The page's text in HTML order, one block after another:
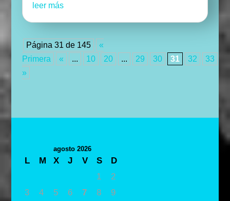
leer más
Página 31 de 145
«
Primera
« ... 10 20 ... 29 30 31 32 33
»
agosto 2026
L M X J V S
D
1
2
3
4 5 6 7 8
9